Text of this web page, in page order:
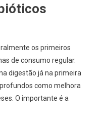
os primeiros
de consumo regular.
digestão já na primeira
como melhora
O importante é a